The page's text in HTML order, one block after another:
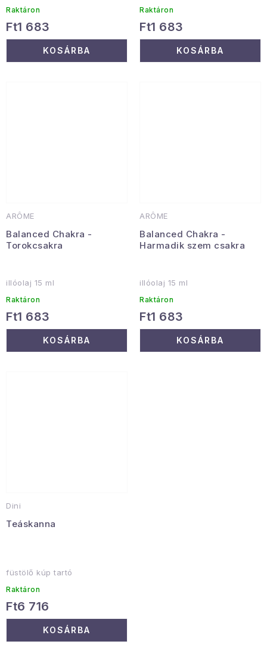
Raktáron
Ft1 683
KOSÁRBA
Raktáron
Ft1 683
KOSÁRBA
ARÔME
Balanced Chakra -
Torokcsakra
illóolaj 15 ml
Raktáron
Ft1 683
KOSÁRBA
ARÔME
Balanced Chakra -
Harmadik szem csakra
illóolaj 15 ml
Raktáron
Ft1 683
KOSÁRBA
Dini
Teáskanna
füstölő kúp tartó
Raktáron
Ft6 716
KOSÁRBA